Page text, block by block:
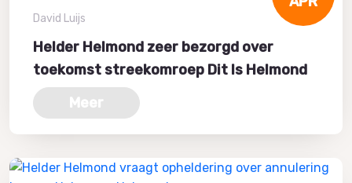
David Luijs
Helder Helmond zeer bezorgd over
toekomst streekomroep Dit Is Helmond
Meer